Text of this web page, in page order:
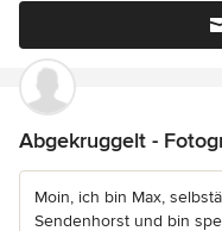
Abgekruggelt -
Moin, ich bin Max,
Sendenhorst und bin